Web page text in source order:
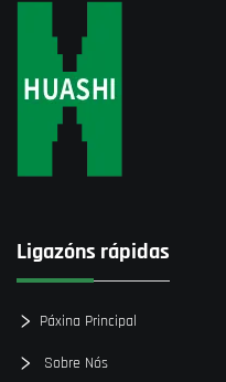
Ligazóns rápidas
Páxina Principal
Sobre Nós